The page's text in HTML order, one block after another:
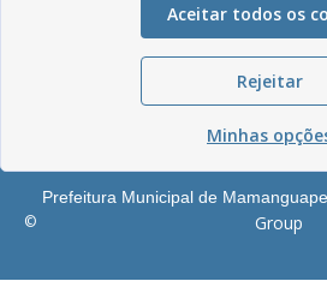
Glossário
Serviços Internos
©
Prefeitura Municipal de
Group
Aceitar todos os
Rejeitar
Minhas